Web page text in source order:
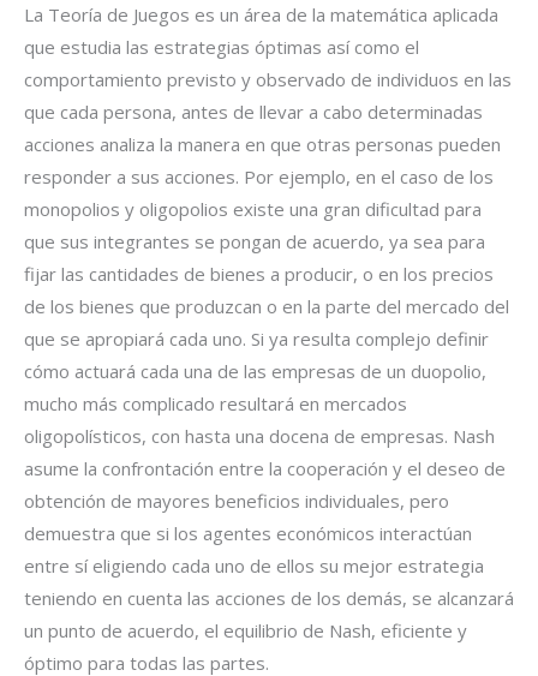
La Teoría de Juegos es un área de la matemática aplicada
que estudia las estrategias óptimas así como el
comportamiento previsto y observado de individuos en las
que cada persona, antes de llevar a cabo determinadas
acciones analiza la manera en que otras personas pueden
responder a sus acciones. Por ejemplo, en el caso de los
monopolios y oligopolios existe una gran dificultad para
que sus integrantes se pongan de acuerdo, ya sea para
fijar las cantidades de bienes a producir, o en los precios
de los bienes que produzcan o en la parte del mercado del
que se apropiará cada uno. Si ya resulta complejo definir
cómo actuará cada una de las empresas de un duopolio,
mucho más complicado resultará en mercados
oligopolísticos, con hasta una docena de empresas. Nash
asume la confrontación entre la cooperación y el deseo de
obtención de mayores beneficios individuales, pero
demuestra que si los agentes económicos interactúan
entre sí eligiendo cada uno de ellos su mejor estrategia
teniendo en cuenta las acciones de los demás, se alcanzará
un punto de acuerdo, el equilibrio de Nash, eficiente y
óptimo para todas las partes.